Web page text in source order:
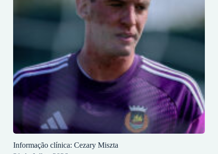
Informação clínica: Cezary Miszta